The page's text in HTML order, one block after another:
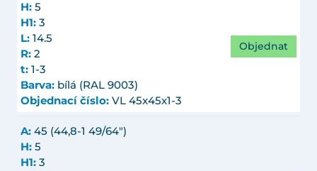
H: 5
H1: 3
L: 14.5
R: 2
t: 1-3
Barva: bílá (RAL 9003)
Objednací číslo: VL 45x45x1-3
Objednat
A: 45 (44,8-1 49/64")
H: 5
H1: 3